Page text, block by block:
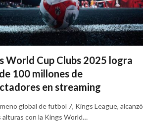
World Cup Clubs 2025 logra
100 millones de
en streaming
global de futbol 7, Kings League, alcanzó
alturas con la Kings World…